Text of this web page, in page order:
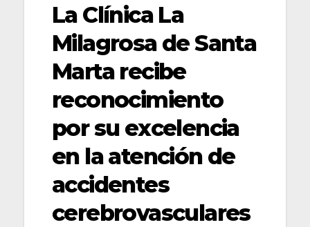
La Clínica La
Milagrosa de Santa
Marta recibe
reconocimiento
por su excelencia
en la atención de
accidentes
cerebrovasculares